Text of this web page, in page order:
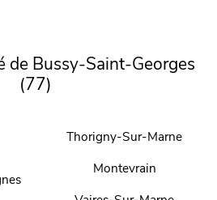
de Bussy-Saint-Georges
(77)
Thorigny-Sur-Marne
Montevrain